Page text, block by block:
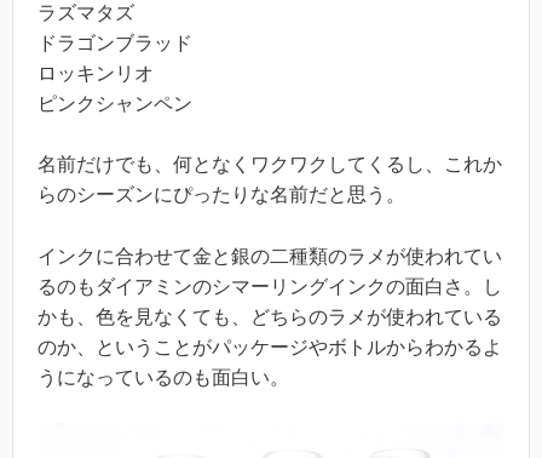
ラズマタズ
ドラゴンブラッド
ロッキンリオ
ピンクシャンペン
名前だけでも、何となくワクワクしてくるし、これか
らのシーズンにぴったりな名前だと思う。
インクに合わせて金と銀の二種類のラメが使われてい
るのもダイアミンのシマーリングインクの面白さ。し
かも、色を見なくても、どちらのラメが使われている
のか、ということがパッケージやボトルからわかるよ
うになっているのも面白い。